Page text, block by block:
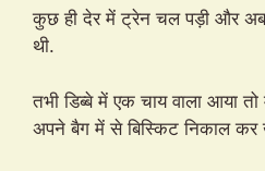
कुछ ही देर में ट्रेन चल पड़ी और अब
थी.
तभी डिब्बे में एक चाय वाला आया
अपने बैग में से बिस्किट निकाल कर